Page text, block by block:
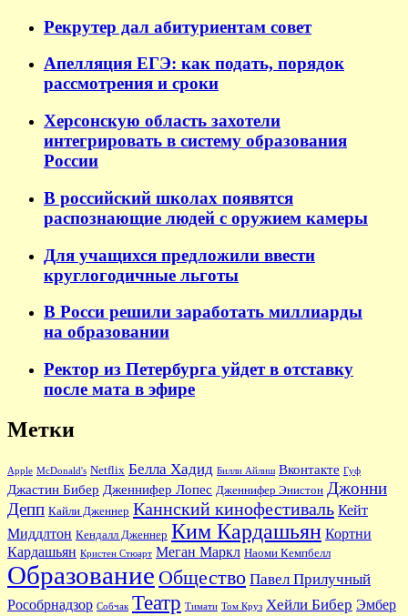
Рекрутер дал абитуриентам совет
Апелляция ЕГЭ: как подать, порядок
рассмотрения и сроки
Херсонскую область захотели
интегрировать в систему образования
России
В российский школах появятся
распознающие людей с оружием камеры
Для учащихся предложили ввести
круглогодичные льготы
В Росси решили заработать миллиарды
на образовании
Ректор из Петербурга уйдет в отставку
после мата в эфире
Метки
Apple McDonald's Netflix Белла Хадид Билли Айлиш Вконтакте Гуф
Джастин Бибер Дженнифер Лопес Дженнифер Энистон Джонни
Депп Кайли Дженнер Каннский кинофестиваль Кейт
Миддлтон Кендалл Дженнер Ким Кардашьян Кортни
Кардашьян Кристен Стюарт Меган Маркл Наоми Кемпбелл
Образование Общество Павел Прилучный
Рособрнадзор Собчак Театр Тимати Том Круз Хейли Бибер Эмбер